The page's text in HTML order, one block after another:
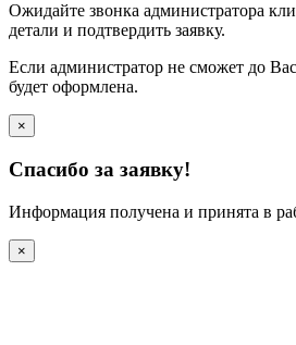
Ожидайте звонка администратора
детали и подтвердить заявку.
Если администратор не сможет до
будет оформлена.
×
Спасибо за заявку!
Информация получена и принята в
×